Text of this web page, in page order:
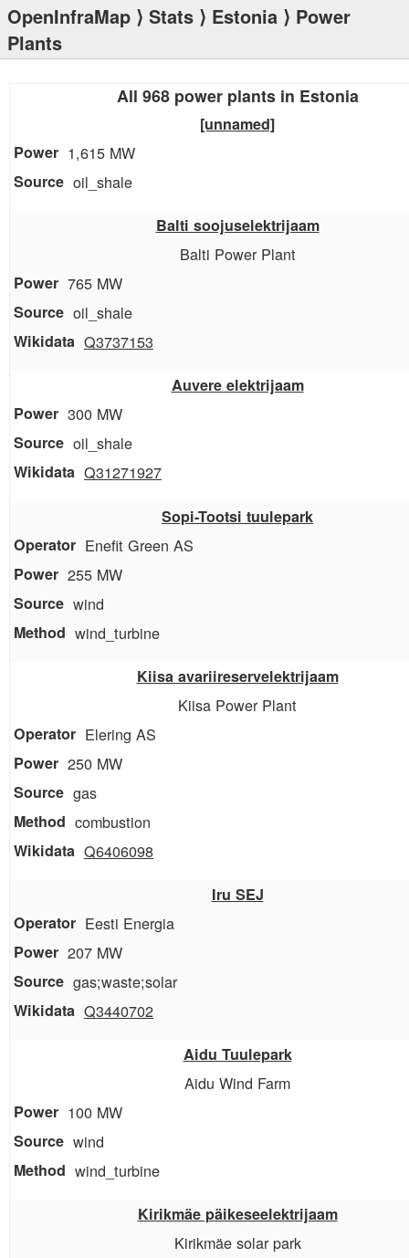
OpenInfraMap ⟩ Stats ⟩ Estonia ⟩ Power
Plants
All 968 power plants in Estonia
[unnamed]
1,615 MW
oil_shale
Balti soojuselektrijaam
Balti Power Plant
765 MW
oil_shale
Q3737153
Auvere elektrijaam
300 MW
oil_shale
Q31271927
Sopi-Tootsi tuulepark
Enefit Green AS
255 MW
wind
wind_turbine
Kiisa avariireservelektrijaam
Kiisa Power Plant
Elering AS
250 MW
gas
combustion
Q6406098
Iru SEJ
Eesti Energia
207 MW
gas;waste;solar
Q3440702
Aidu Tuulepark
Aidu Wind Farm
100 MW
wind
wind_turbine
Kirikmäe päikeseelektrijaam
Kirikmäe solar park